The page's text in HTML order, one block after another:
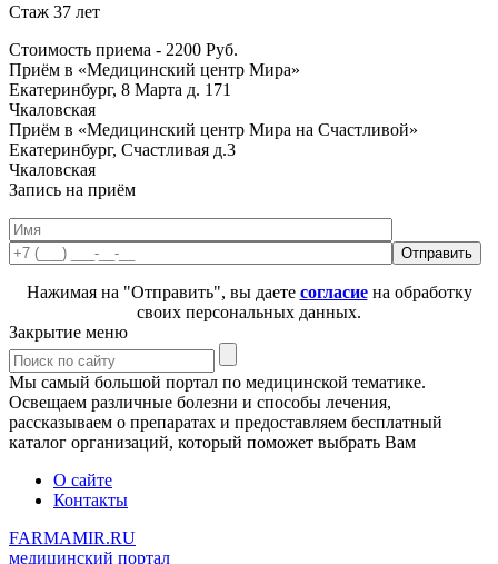
Стаж 37 лет
Стоимость приема - 2200 Руб.
Приём в «Медицинский центр Мира»
Екатеринбург, 8 Марта д. 171
Чкаловская
Приём в «Медицинский центр Мира на Счастливой»
Екатеринбург, Счастливая д.3
Чкаловская
Запись на приём
Нажимая на "Отправить", вы даете согласиена обработку
своих персональных данных.
Закрытие меню
Мы самый большой портал по медицинской тематике.
Освещаем различные болезни и способы лечения,
рассказываем о препаратах и предоставляем бесплатный
каталог организаций, который поможет выбрать Вам
О сайте
Контакты
FARMAMIR.RU
медицинский портал